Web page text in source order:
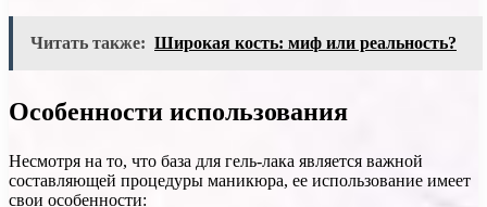
Читать также: Широкая кость: миф или реальность?
Особенности использования
Несмотря на то, что база для гель-лака является важной
составляющей процедуры маникюра, ее использование имеет
свои особенности: